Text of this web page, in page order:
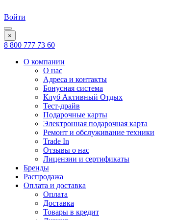
Войти
×
8 800 777 73 60
О компании
О нас
Адреса и контакты
Бонусная система
Клуб Активный Отдых
Тест-драйв
Подарочные карты
Электронная подарочная карта
Ремонт и обслуживание техники
Trade In
Отзывы о нас
Лицензии и сертификаты
Бренды
Распродажа
Оплата и доставка
Оплата
Доставка
Товары в кредит